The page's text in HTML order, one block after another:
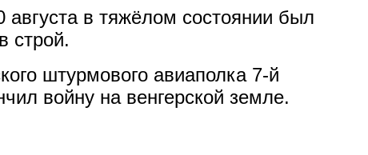
августа в тяжёлом состоянии был
строй.
штурмового авиаполка 7-й
войну на венгерской земле.